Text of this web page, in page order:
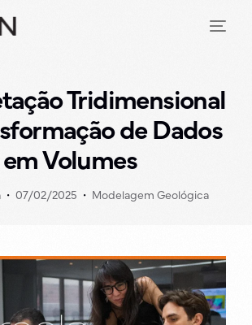
Tridimensional
de Dados
em Volumes
07/02/2025 Modelagem Geológica